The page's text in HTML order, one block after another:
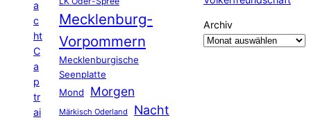
a
c
ht
C
a
p
tr
ai
Mecklenburg-
Vorpommern
Mecklenburgische
Seenplatte
Mond
Morgen
Märkisch Oderland Nacht
Archiv